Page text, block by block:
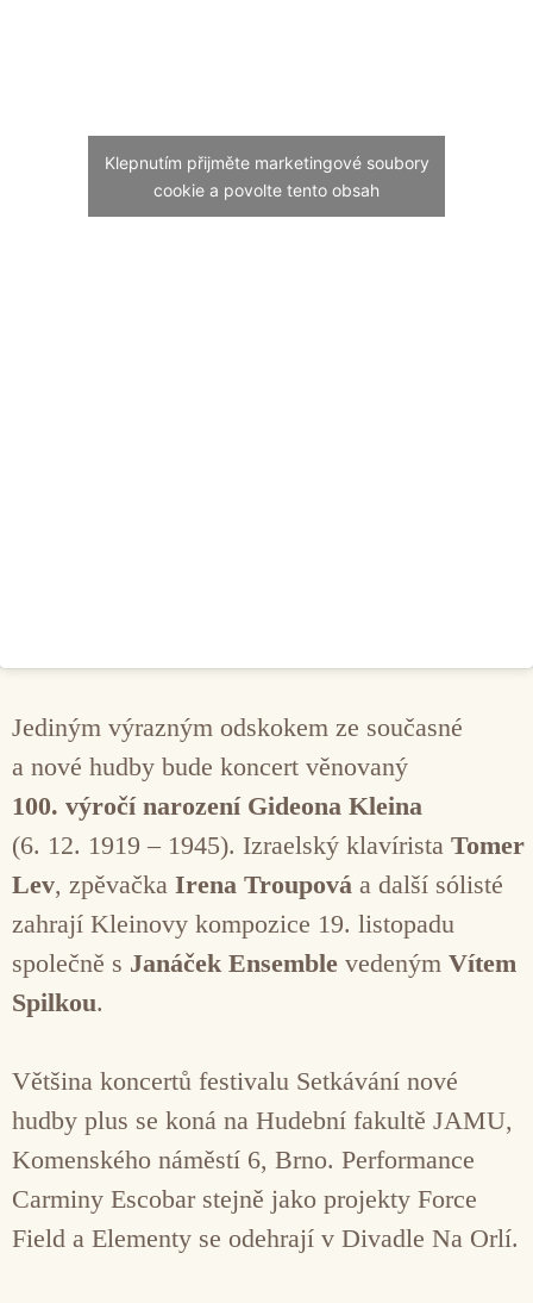
Klepnutím přijměte marketingové soubory
cookie a povolte tento obsah
Jediným výrazným odskokem ze současné
a nové hudby bude koncert věnovaný
100. výročí narození Gideona Kleina
(6. 12. 1919 – 1945). Izraelský klavírista Tomer
Lev, zpěvačka Irena Troupová a další sólisté
zahrají Kleinovy kompozice 19. listopadu
společně s Janáček Ensemble vedeným Vítem
Spilkou.
Většina koncertů festivalu Setkávání nové
hudby plus se koná na Hudební fakultě JAMU,
Komenského náměstí 6, Brno. Performance
Carminy Escobar stejně jako projekty Force
Field a Elementy se odehrají v Divadle Na Orlí.